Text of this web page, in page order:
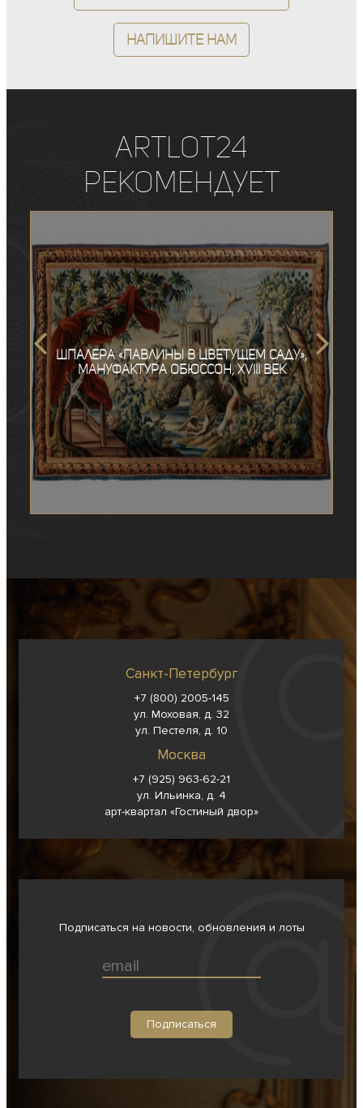
Напишите нам
ArtLot24
рекомендует
Шпалера «‎Павлины в цветущем саду»,
мануфактура Обюссон, XVIII век
Санкт-Петербург
+7 (800) 2005-145
ул. Моховая, д. 32
ул. Пестеля, д. 10
Москва
+7 (925) 963-62-21
ул. Ильинка, д. 4
арт-квартал «Гостиный двор»
Подписаться на новости, обновления и лоты